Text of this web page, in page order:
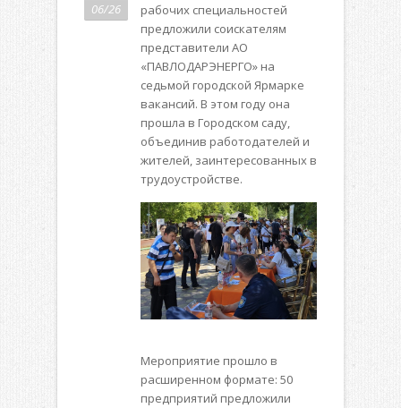
06/26
рабочих специальностей
предложили соискателям
представители АО
«ПАВЛОДАРЭНЕРГО» на
седьмой городской Ярмарке
вакансий. В этом году она
прошла в Городском саду,
объединив работодателей и
жителей, заинтересованных в
трудоустройстве.
Мероприятие прошло в
расширенном формате: 50
предприятий предложили